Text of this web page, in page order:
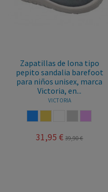
Zapatillas de lona tipo
pepito sandalia barefoot
para niños unisex, marca
Victoria, en...
VICTORIA
31,95 € 39,90 €